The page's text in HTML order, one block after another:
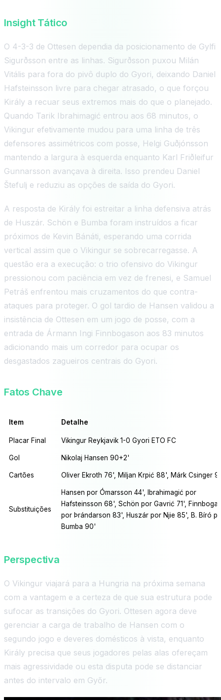
Insight Tático
O 4-3-3 de Ottesen dependia da posicionamento de Gylfi
Sigurðsson entre as linhas. Sigurðsson puxou Milán
Vitális para fora do pivô duplo do Gyori, deixando Daniel
Hafsteinsson livre para chegar atrasado, o que forçou
Király a recuar seus extremos mais do que o planejado.
Quando Tarik Ibrahimagić entrou aos 68 minutos, o
Vikingur efetivamente mudou para uma linha de três
defensores assimétricos com posse, Helgi Guðjónsson
mantendo a largura à esquerda enquanto Karl Friðleifur
Gunnarsson avançava à direita. Isso prendeu Daniel
Štefulj e reduziu as opções de saída do Gyori.
A resposta de Király foi estreitar a linha defensiva atrás
de Huszár. Schön e Bumba foram instruídos a ficar
próximos de Kevin Bánáti, esperando uma corrida
vertical assim que o Vikingur se sobrecarregasse. A
questão era a execução: o trio ofensivo do Vikingur
pressionou com paciência em vez de frenesi, e Samuel
Petráš enfrentou mais cruzamentos do que contra-
ataques para proteger. O gol tardio de Hansen validou a
insistência de Ottesen em um jogo de posse, com a
entrada de Ármann Ingi Finnbogason aos 83 minutos
adicionando mais um corredor para ocupar os
desgastados zagueiros centrais do Gyori.
Fatos Chave
Item Detalhe
Placar Final Vikingur Reykjavik 1-0 Gyori ETO FC
Gol Nikolaj Hansen 90+2'
Cartões Oliver Ekroth 76', Miljan Krpić 88', Márk Csinger
Substituições
Hansen por Ómarsson 44', Ibrahimagić por
Hafsteinsson 68', Schön por Gavrić 71',
por Þrándarson 83', Huszár por Njie 85', B. Bíró
Bumba 90'
Perspectiva
O Vikingur viajará para a Hungria na próxima semana
com a vantagem e a certeza de que sua estrutura pode
sufocar as transições do Gyori. Ottesen agora deve
gerenciar a carga de trabalho de Hansen com o
segundo jogo e deveres domésticos à vista, enquanto
Király precisa que seus jogadores pelas alas ofereçam
mais agressividade ou esta disputa pode se distanciar
antes do intervalo em Győr.